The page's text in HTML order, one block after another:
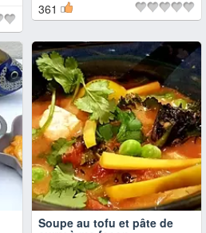
361
Soupe au tofu et pâte de